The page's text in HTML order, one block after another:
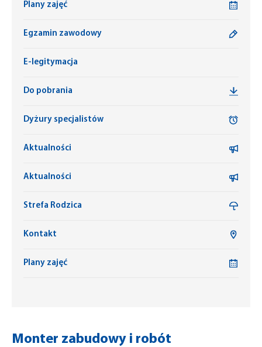
Plany zajęć
Egzamin zawodowy
E-legitymacja
Do pobrania
Dyżury specjalistów
Aktualności
Aktualności
Strefa Rodzica
Kontakt
Plany zajęć
Monter zabudowy i robót